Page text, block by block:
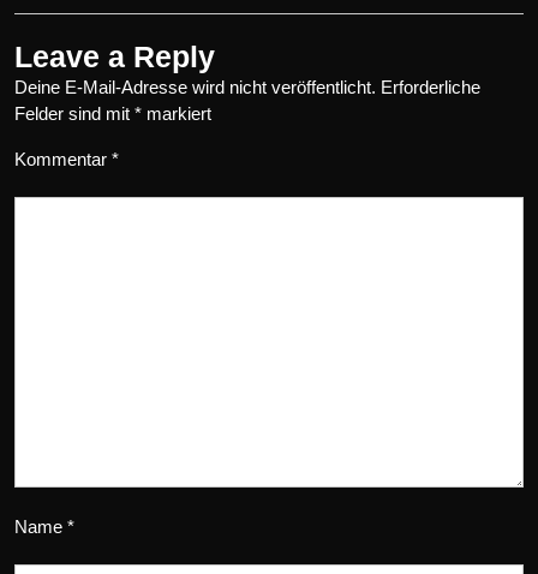
Leave a Reply
Deine E-Mail-Adresse wird nicht veröffentlicht. Erforderliche
Felder sind mit * markiert
Kommentar *
Name *